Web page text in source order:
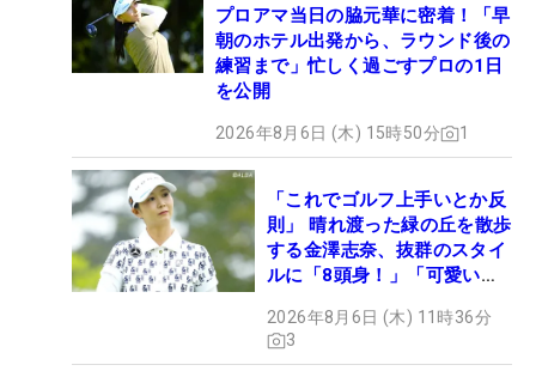
プロアマ当日の脇元華に密着！「早
朝のホテル出発から、ラウンド後の
練習まで」忙しく過ごすプロの1日
を公開
2026年8月6日 (木) 15時50分 1
「これでゴルフ上手いとか反
則」 晴れ渡った緑の丘を散歩
する金澤志奈、抜群のスタイ
ルに「8頭身！」「可愛いに
2026年8月6日 (木) 11時36分
3